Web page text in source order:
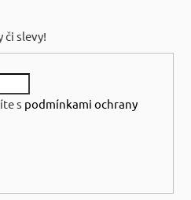
či slevy!
s podmínkami ochrany